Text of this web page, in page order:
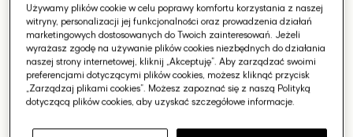
Używamy plików cookie w celu poprawy komfortu korzystania z naszej
witryny, personalizacji jej funkcjonalności oraz prowadzenia działań
marketingowych dostosowanych do Twoich zainteresowań. Jeżeli
wyrażasz zgodę na używanie plików cookies niezbędnych do działania
naszej strony internetowej, kliknij „Akceptuję”. Aby zarządzać swoimi
preferencjami dotyczącymi plików cookies, możesz kliknąć przycisk
„Zarządzaj plikami cookies”. Możesz zapoznać się z naszą Polityką
dotyczącą plików cookies, aby uzyskać szczegółowe informacje.